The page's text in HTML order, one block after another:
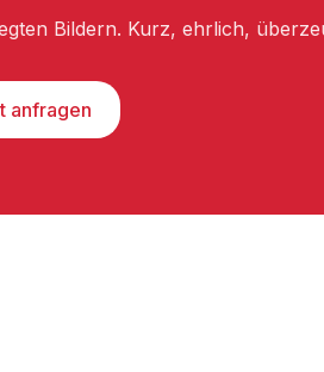
Bildern. Kurz, ehrlich,
anfragen